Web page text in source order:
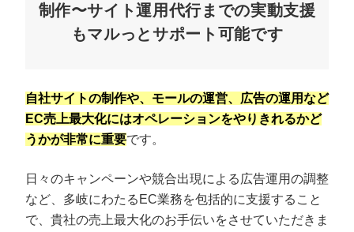
制作〜サイト運用代行までの実動支援
もマルっとサポート可能です
自社サイトの制作や、モールの運営、広告の運用など
EC売上最大化にはオペレーションをやりきれるかど
うかが非常に重要です。
日々のキャンペーンや競合出現による広告運用の調整
など、多岐にわたるEC業務を包括的に支援すること
で、貴社の売上最大化のお手伝いをさせていただきま